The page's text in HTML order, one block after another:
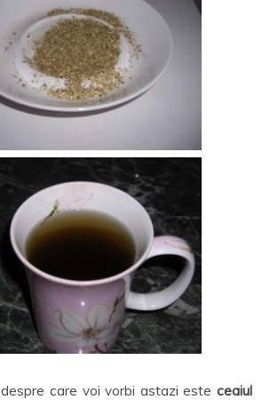
care voi vorbi astazi este ceaiul